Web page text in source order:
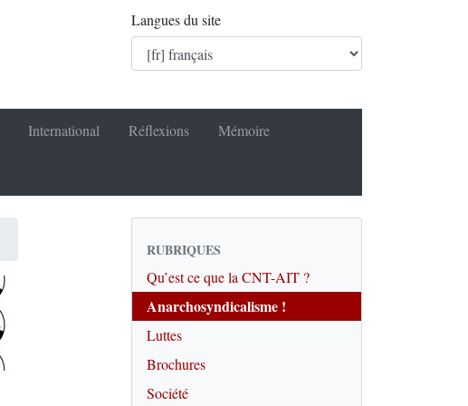
Langues du site
International Réflexions Mémoire
RUBRIQUES
Qu’est ce que la CNT-AIT ?
Anarchosyndicalisme !
Luttes
Brochures
Société